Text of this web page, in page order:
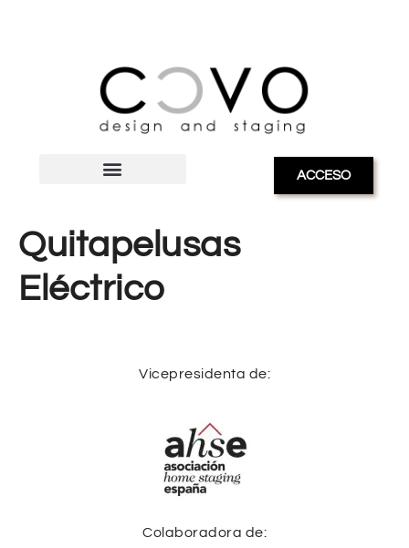
ACCESO
Quitapelusas
Eléctrico
Vicepresidenta de:
Colaboradora de: